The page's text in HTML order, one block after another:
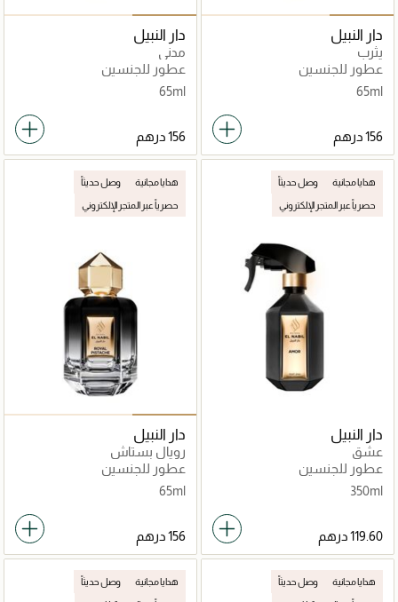
دار النبيل
يثرب
عطور للجنسين
65ml
دار النبيل
مدني
عطور للجنسين
65ml
هدايا مجانية وصل حديثاً
حصرياً عبر المتجر الإلكتروني
دار النبيل
عشق
عطور للجنسين
350ml
هدايا مجانية وصل حديثاً
حصرياً عبر المتجر الإلكتروني
دار النبيل
رويال بستاش
عطور للجنسين
65ml
هدايا مجانية وصل حديثاً هدايا مجانية وصل حديثاً